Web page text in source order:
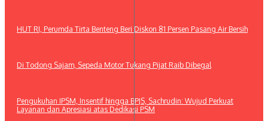
HUT RI, Perumda Tirta Benteng Beri Diskon 81 Persen Pasang Air Bersih
Di Todong Sajam, Sepeda Motor Tukang Pijat Raib Dibegal
Pengukuhan IPSM, Insentif hingga BPJS, Sachrudin: Wujud Perkuat
Layanan dan Apresiasi atas Dedikasi PSM